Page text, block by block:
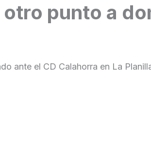
otro punto a
ante el CD Calahorra en La